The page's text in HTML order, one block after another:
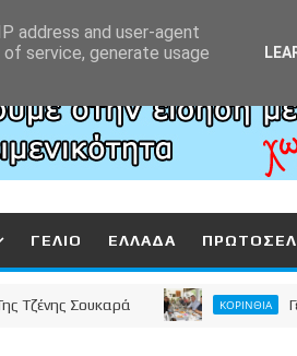
ΓΕΛΙΟ ΕΛΛΑΔΑ
Σουκαρά ΚΟΡΙΝΘΙΑ Γεύμα
address and user-agent
service, generate usage